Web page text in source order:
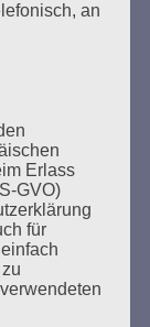
an
Erlass
GVO)
für